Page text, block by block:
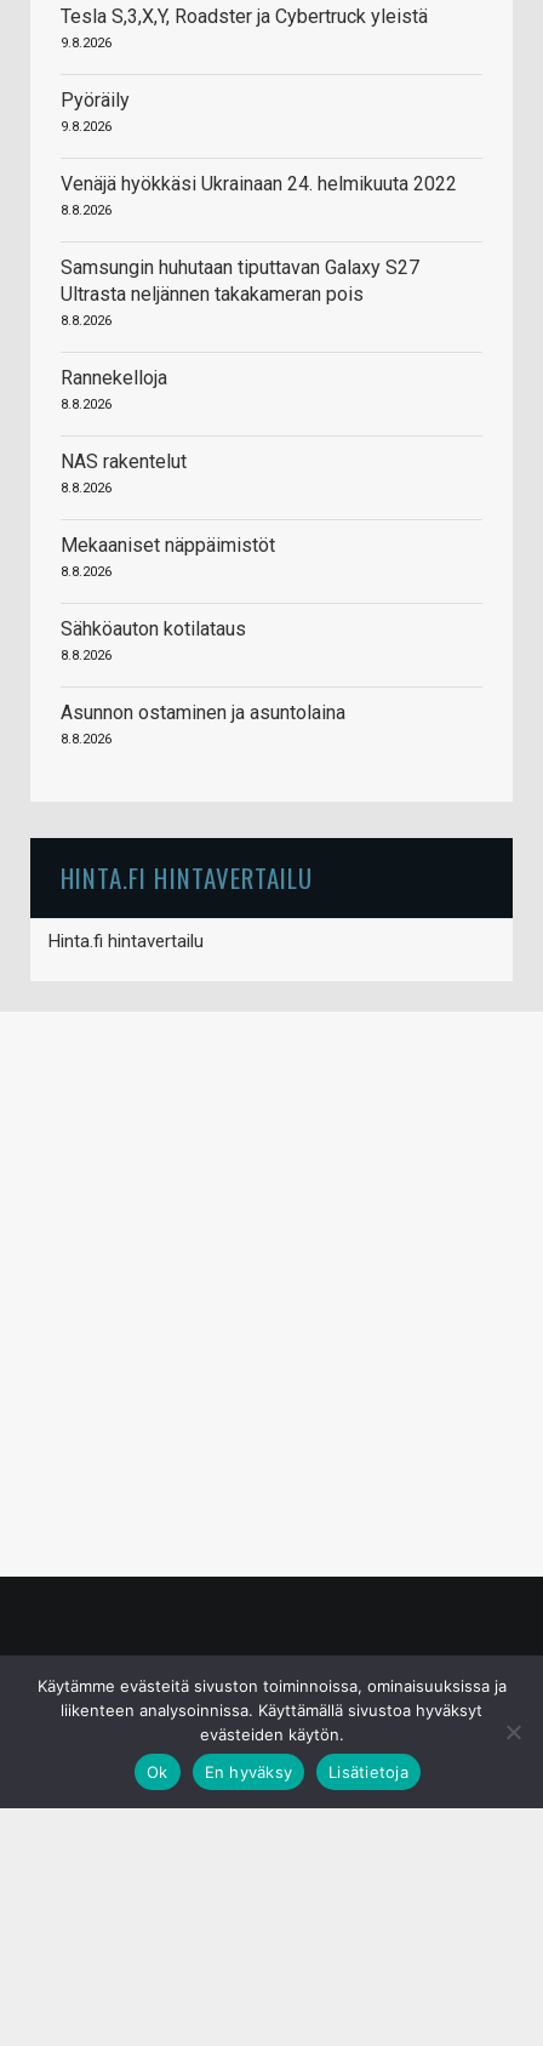
Tesla S,3,X,Y, Roadster ja Cybertruck yleistä
9.8.2026
Pyöräily
9.8.2026
Venäjä hyökkäsi Ukrainaan 24. helmikuuta 2022
8.8.2026
Samsungin huhutaan tiputtavan Galaxy S27
Ultrasta neljännen takakameran pois
8.8.2026
Rannekelloja
8.8.2026
NAS rakentelut
8.8.2026
Mekaaniset näppäimistöt
8.8.2026
Sähköauton kotilataus
8.8.2026
Asunnon ostaminen ja asuntolaina
8.8.2026
HINTA.FI HINTAVERTAILU
Hinta.fi hintavertailu
Käytämme evästeitä sivuston toiminnoissa, ominaisuuksissa ja
liikenteen analysoinnissa. Käyttämällä sivustoa hyväksyt
evästeiden käytön.
Ok
En hyväksy Lisätietoja